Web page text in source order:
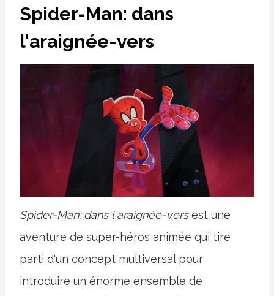
Spider-Man: dans
l'araignée-vers
Spider-Man: dans l'araignée-versest une
aventure de super-héros animée qui tire
parti d'un concept multiversal pour
introduire un énorme ensemble de